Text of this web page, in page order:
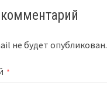
не будет опубликован.
*